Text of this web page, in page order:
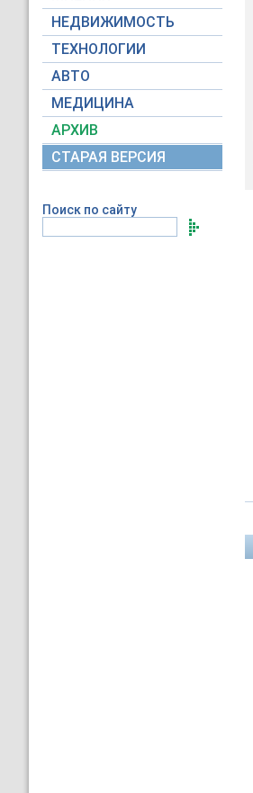
НЕДВИЖИМОСТЬ
ТЕХНОЛОГИИ
АВТО
МЕДИЦИНА
АРХИВ
СТАРАЯ ВЕРСИЯ
Поиск по сайту